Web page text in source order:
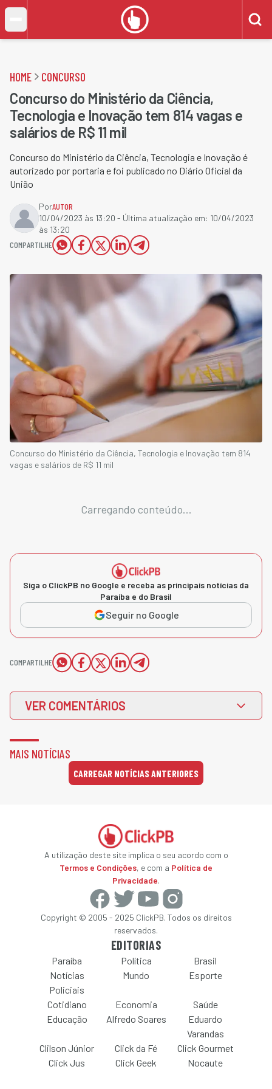
HOME CONCURSO
Concurso do Ministério da Ciência,
Tecnologia e Inovação tem 814 vagas e
salários de R$ 11 mil
Concurso do Ministério da Ciência, Tecnologia e Inovação é
autorizado por portaria e foi publicado no Diário Oficial da
União
PorAUTOR
10/04/2023 às 13:20 - Última atualização em: 10/04/2023
às 13:20
COMPARTILHE
Concurso do Ministério da Ciência, Tecnologia e Inovação tem 814
vagas e salários de R$ 11 mil
Carregando conteúdo...
Siga o ClickPB no Google e receba as principais notícias da
Paraíba e do Brasil
Seguir no Google
COMPARTILHE
VER COMENTÁRIOS
MAIS NOTÍCIAS
CARREGAR NOTÍCIAS ANTERIORES
A utilização deste site implica o seu acordo com o
Termos e Condições, e com a Política de
Privacidade.
Copyright © 2005 - 2025 ClickPB. Todos os direitos
reservados.
EDITORIAS
Paraíba Política
Brasil
Notícias
Policiais
Mundo Esporte
Cotidiano Economia
Saúde
Educação
Alfredo Soares
Eduardo
Varandas
Clilson Júnior
Click da Fé
Click Gourmet
Click Jus
Click Geek Nocaute